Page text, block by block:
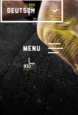
DEUTSCH
Menu